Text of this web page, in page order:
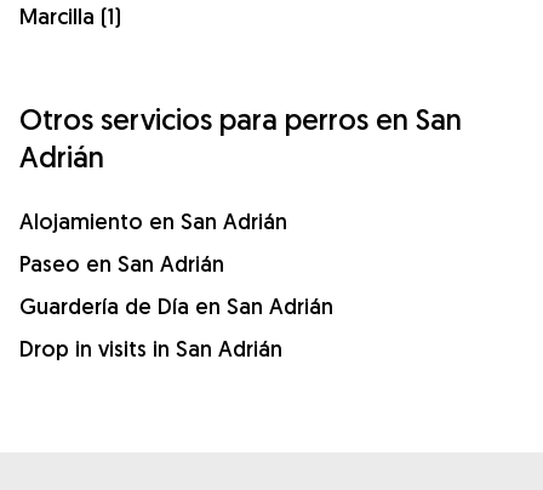
Marcilla (1)
Otros servicios para perros en San
Adrián
Alojamiento en San Adrián
Paseo en San Adrián
Guardería de Día en San Adrián
Drop in visits in San Adrián